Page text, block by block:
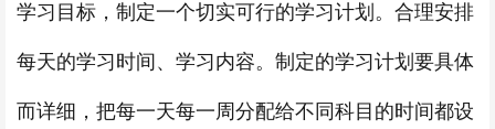
学习目标，制定一个切实可行的学习计划。合理安排
每天的学习时间、学习内容。制定的学习计划要具体
而详细，把每一天每一周分配给不同科目的时间都设